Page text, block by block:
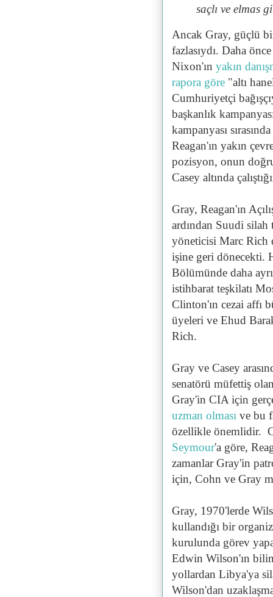
saçlı ve elmas
Ancak Gray, güçlü
fazlasıydı. Daha
Nixon'ın yakın
rapora göre "altı
Cumhuriyetçi
başkanlık
kampanyası
Reagan'ın yakın
pozisyon, onun
Casey altında
Gray, Reagan'ın
ardından Suudi
yöneticisi Marc Rich
işine geri dönecekti.
Bölümünde daha
istihbarat teşkilatı
Clinton'ın cezai affı
üyeleri ve Ehud
Rich.
Gray ve Casey
senatörü müfettiş
Gray'in CIA için
uzman olması ve bu
özellikle önemlidir.
Seymour'a göre,
zamanlar Gray'in
için, Cohn ve Gray
Gray, 1970'lerde
kullandığı bir
kurulunda görev
Edwin Wilson'ın
yollardan Libya'ya
Wilson'dan